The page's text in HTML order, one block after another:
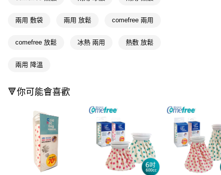
１．簡單：不需註冊會員、不需綁卡、不需儲值。
３．安心：先確認商品／服務後，再付款。
１．於結帳方式選擇「AFTEE先享後付」後，將跳轉至「AFTEE先享後付」
３．收到繳費通知簡訊後14天內，點擊此簡訊中的連結，可透過四大超商／
※ 請注意：結帳手續完成當下不需立刻繳費，但若您需要取消訂單，請聯絡
購買商品的店家。未經商家同意取消之訂單仍視為有效，需透過AFTEE先享
後付繳納相關費用。
※ 交易是否成功請以「AFTEE先享後付 」之結帳頁面顯示為準，若有關於
是否繳費成功／繳費後需取消欲退款等相關疑問，請聯繫「AFTEE先享後付
客戶支援中心」https://netprotections.freshdesk.com/support/home
【注意事項】
即享券
全家取貨付款
每筆NT$65，滿NT$390(含以上)免運費
每筆NT$65，滿NT$490(含以上)免運費
付款後萊爾富取貨
每筆NT$65，滿NT$490(含以上)免運費
7-11取貨付款
兩用 敷袋 兩用 放鬆 comefree 兩用
comefree 放鬆 冰熱 兩用 熱敷 放鬆
兩用 降溫
🔻你可能會喜歡